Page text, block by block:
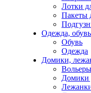
Лотки
Пакеты
Одежда, обувь
Обувь
Одежда
Домики,
Домики